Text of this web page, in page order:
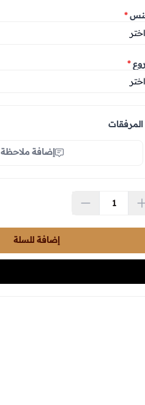
*
*
المرفقات
إضافة ملاحظة
إضافة للسلة